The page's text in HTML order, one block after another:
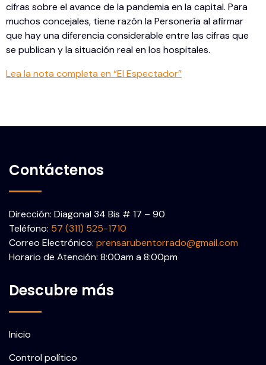
cifras sobre el avance de la pandemia en la capital. Para
muchos concejales, tiene razón la Personería al afirmar
que hay una diferencia considerable entre las cifras que
se publican y la situación real en los hospitales.
Lea la nota completa en “El Espectador”
Contáctenos
Dirección: Diagonal 34 Bis # 17 – 90
Teléfono: 57 (311) 525-1710
Correo Electrónico: prensarubentorrado@gmail.com
Horario de Atención: 8:00am a 8:00pm
Descubre más
Inicio
Control político